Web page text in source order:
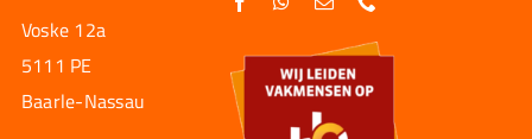
Voske 12a
5111 PE
Baarle-Nassau